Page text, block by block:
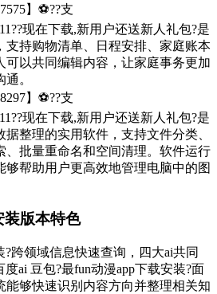
】⚽??支
现在下载,新用户还送新人礼包?是
支持购物清单、日程安排、家庭账本
可以共同编辑内容，让家庭事务更加
。
】⚽??支
现在下载,新用户还送新人礼包?是
整理的实用软件，支持文件分类、
、批量重命名和空间清理。软件运行
够帮助用户更高效地管理电脑中的图
版本特色
?跨领域信息快速查询，四大ai共同
度ai 豆包?最fun动漫app下载安装?面
能够快速识别内容方向并整理相关知